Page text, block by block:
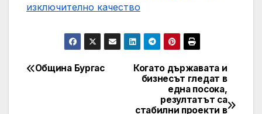
изключително качество
Post
Когато държавата и
бизнесът гледат в
една посока,
резултатът са
стабилни проекти в
Община Бургас